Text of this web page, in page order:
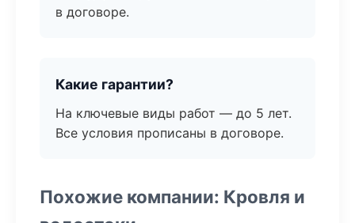
в договоре.
Какие гарантии?
На ключевые виды работ — до 5 лет.
Все условия прописаны в договоре.
Похожие компании: Кровля и